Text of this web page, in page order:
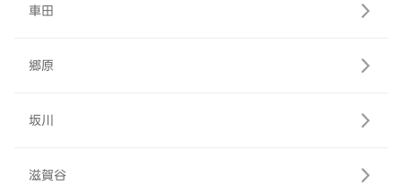
車田
郷原
坂川
滋賀谷